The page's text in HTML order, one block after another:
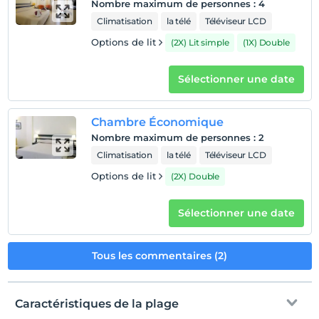
inoubliables avec le soleil, l'histoire et la nature
magnifique de Side, se compose de 7 blocs séparés.
Afficher sur la
carte
Politiques de l'hôtel
enregistrement
Animaux non admis
chambres non fumeur
Heures d'enregistrement
Nombre maximum de personnes : 4
Climatisation la télé Téléviseur LCD
Options de lit (2X) Lit simple (1X) Double
Sélectionner une date
Chambre Économique
Nombre maximum de personnes : 2
Climatisation la télé Téléviseur LCD
Options de lit (2X) Double
Sélectionner une date
Tous les commentaires (2)
Caractéristiques de la plage